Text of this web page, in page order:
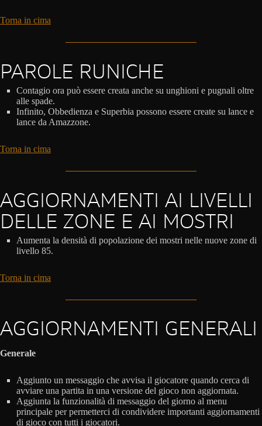
Torna in cima
PAROLE RUNICHE
Contagio ora può essere creata anche su unghioni e pugnali oltre
alle spade.
Infinito, Obbedienza e Superbia possono essere create su lance e
lance da Amazzone.
Torna in cima
AGGIORNAMENTI AI LIVELLI
DELLE ZONE E AI MOSTRI
Aumenta la densità di popolazione dei mostri nelle nuove zone di
livello 85.
Torna in cima
AGGIORNAMENTI GENERALI
Generale
Aggiunto un messaggio che avvisa il giocatore quando cerca di
avviare una partita in una versione del gioco non aggiornata.
Aggiunta la funzionalità di messaggio del giorno al menu
principale per permetterci di condividere importanti aggiornamenti
di gioco con tutti i giocatori.